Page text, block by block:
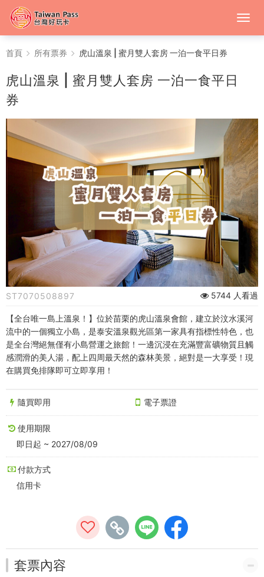
虎
山
溫
泉
|
人
套
房
一
泊
一
食
平
日
券
-
中
好
首頁 所有票券 虎山溫泉 | 蜜月雙人套房 一泊一食平日券
虎山溫泉 | 蜜月雙人套房 一泊一食平日
券
ST7070508897 5744 人看過
【全台唯一島上溫泉！】位於苗栗的虎山溫泉會館，建立於汶水溪河
流中的一個獨立小島，是泰安溫泉觀光區第一家具有指標性特色，也
是全台灣絕無僅有小島營運之旅館！一邊沉浸在充滿豐富礦物質且觸
感潤滑的美人湯，配上四周最天然的森林美景，絕對是一大享受！現
在購買免排隊即可立即享用！
隨買即用 電子票證
使用期限
即日起 ~ 2027/08/09
付款方式
信用卡
套票內容